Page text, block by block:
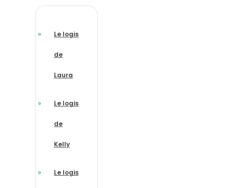
Le logis
de
Laura
Le logis
de
Kelly
Le logis